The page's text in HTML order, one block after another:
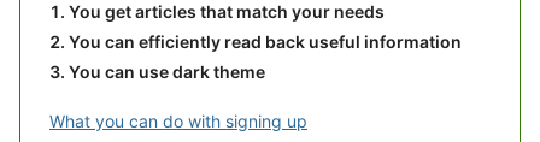
You get articles that match your needs
You can efficiently read back useful information
You can use dark theme
What you can do with signing up